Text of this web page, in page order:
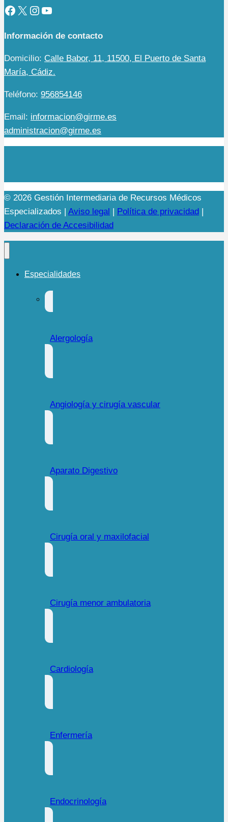
Facebook
X Instagram
YouTube
Información de contacto
Domicilio: Calle Babor, 11, 11500, El Puerto de Santa
María, Cádiz.
Teléfono: 956854146
Email: informacion@girme.es
administracion@girme.es
© 2026 Gestión Intermediaria de Recursos Médicos
Especializados | Aviso legal Política de privacidad
Declaración de Accesibilidad
Especialidades
Alergología
Angiología y cirugía vascular
Aparato Digestivo
Cirugía oral y maxilofacial
Cirugía menor ambulatoria
Cardiología
Enfermería
Endocrinología